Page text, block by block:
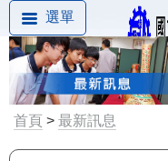
選單
首頁 > 最新訊息